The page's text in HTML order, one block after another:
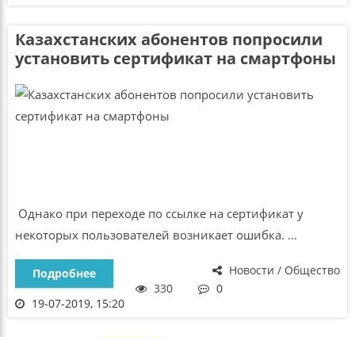
Казахстанских абонентов попросили
установить сертификат на смартфоны
Однако при переходе по ссылке на сертификат у
некоторых пользователей возникает ошибка. ...
Новости / Общество
Подробнее
330
0
19-07-2019, 15:20